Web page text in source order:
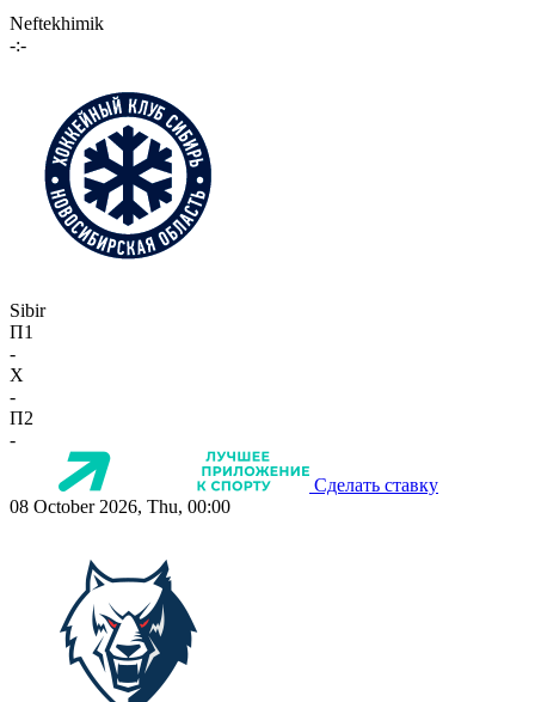
Neftekhimik
-:-
Sibir
П1
-
X
-
П2
-
Сделать ставку
08 October 2026, Thu, 00:00